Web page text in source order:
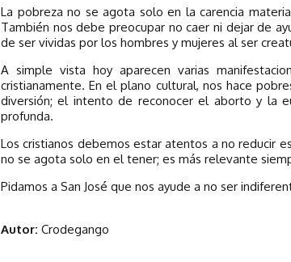
La pobreza no se agota solo en la carencia
También nos debe preocupar no caer ni dejar de
de ser vividas por los hombres y mujeres al ser
A simple vista hoy aparecen varias
cristianamente. En el plano cultural, nos hace
diversión; el intento de reconocer el aborto y la
profunda.
Los cristianos debemos estar atentos a no reducir
no se agota solo en el tener; es más relevante
Pidamos a San José que nos ayude a no ser
Autor: Crodegango